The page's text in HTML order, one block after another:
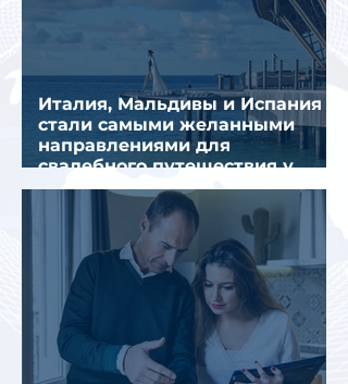
Италия, Мальдивы и Испания
стали самыми желанными
направлениями для
свадебного путешествия у
россиян